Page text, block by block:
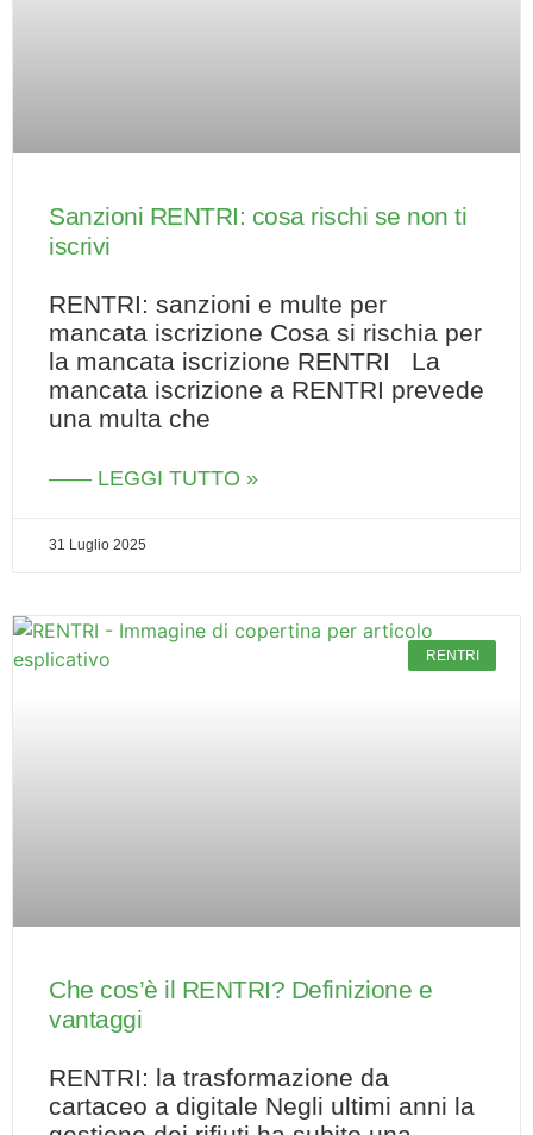
Sanzioni RENTRI: cosa rischi se non ti
iscrivi
RENTRI: sanzioni e multe per
mancata iscrizione Cosa si rischia per
la mancata iscrizione RENTRI La
mancata iscrizione a RENTRI prevede
una multa che
—— LEGGI TUTTO »
31 Luglio 2025
RENTRI
Che cos’è il RENTRI? Definizione e
vantaggi
RENTRI: la trasformazione da
cartaceo a digitale Negli ultimi anni la